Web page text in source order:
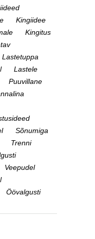
Kingiidee
Kingitus
Lastetuppa
Lastele
Puuvillane
Sõnumiga
Trenni
Veepudel
Öövalgusti